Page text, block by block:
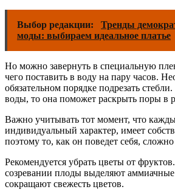
Выбор редакции:
Тренды
моды: выбираем идеальное платье
Но можно завернуть в специальную
чего поставить в воду на пару часов.
обязательном порядке подрезать
воды, то она поможет раскрыть поры в
Важно учитывать тот момент, что
индивидуальный характер, имеет
поэтому то, как он поведет себя, сложно
Рекомендуется убрать цветы от
созревании плоды выделяют
сокращают свежесть цветов.